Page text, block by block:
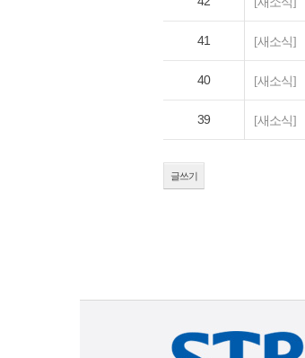
41 [새소식]
40 [새소식]
39 [새소식]
글쓰기